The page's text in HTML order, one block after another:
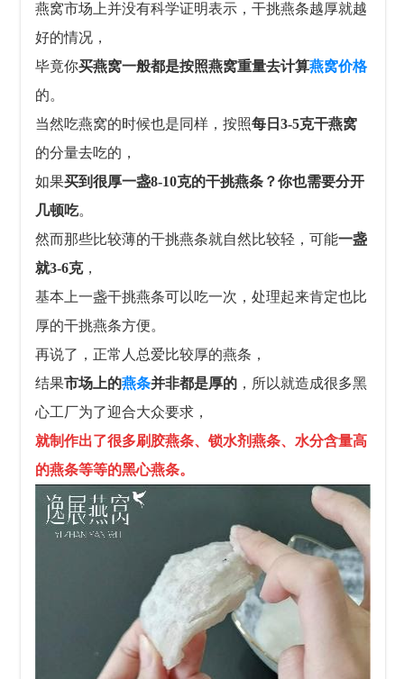
燕窝市场上并没有科学证明表示，干挑燕条越厚就越
好的情况，
毕竟你买燕窝一般都是按照燕窝重量去计算燕窝价格
的。
当然吃燕窝的时候也是同样，按照每日3-5克干燕窝
的分量去吃的，
如果买到很厚一盏8-10克的干挑燕条？你也需要分开
几顿吃。
然而那些比较薄的干挑燕条就自然比较轻，可能一盏
就3-6克，
基本上一盏干挑燕条可以吃一次，处理起来肯定也比
厚的干挑燕条方便。
再说了，正常人总爱比较厚的燕条，
结果市场上的燕条并非都是厚的 ，所以就造成很多黑
心工厂为了迎合大众要求，
就制作出了很多刷胶燕条、锁水剂燕条、水分含量高
的燕条等等的黑心燕条。